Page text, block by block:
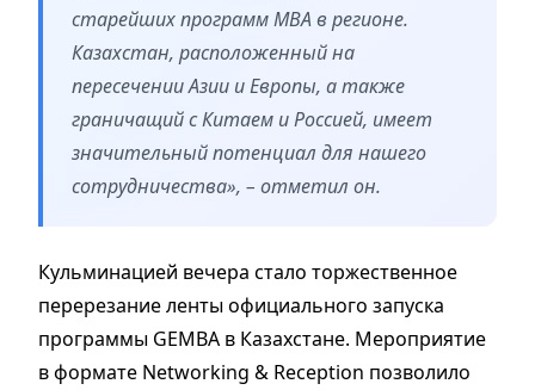
старейших программ MBA в регионе.
Казахстан, расположенный на
пересечении Азии и Европы, а также
граничащий с Китаем и Россией, имеет
значительный потенциал для нашего
сотрудничества», – отметил он.
Кульминацией вечера стало торжественное
перерезание ленты официального запуска
программы GEMBA в Казахстане. Мероприятие
в формате Networking & Reception позволило